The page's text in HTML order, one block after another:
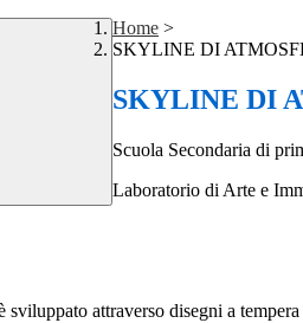
Home >
SKYLINE DI
SKYLINE DI
Scuola Secondaria di
Laboratorio di Arte e
attraverso disegni a